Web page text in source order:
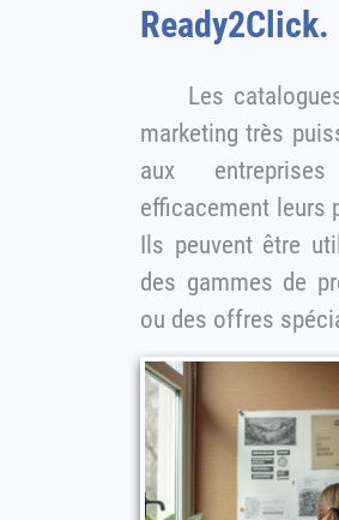
Ready2Click.
Les catalogues sont des outils
marketing très
aux entreprises de promouvoir
efficacement leurs
Ils peuvent être
des gammes de produits,
ou des offres